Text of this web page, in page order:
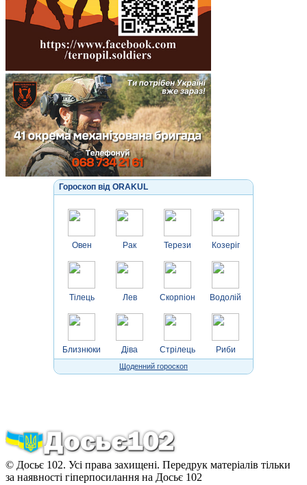
Гороскоп від ORAKUL
Овен
Тілець
Близнюки
Рак
Лев
Діва
Терези
Скорпіон
Стрілець
Козеріг
Водолій
Риби
Щоденний гороскоп
© Досьє 102. Усі права захищені. Передрук матеріалів тільки
за наявності гіперпосилання на Досьє 102